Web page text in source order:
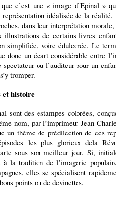
c’est une « image d’Epinal »
représentation idéalisée de la
dans leur interprétation morale,
illustrations de certains livres
simplifiée, voire édulcorée. Le
donc un écart considérable entre
ou l’auditeur pour un
tromper.
et histoire
sont des estampes colorées,
nom, par l’imprimeur Jean-
un thème de prédilection de ces
les plus glorieux dela
sous son meilleur jour. Si,
à la tradition de l’imagerie
elles se spécialisent
points ou de devinettes.